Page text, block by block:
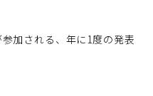
加される、年に1度の発表